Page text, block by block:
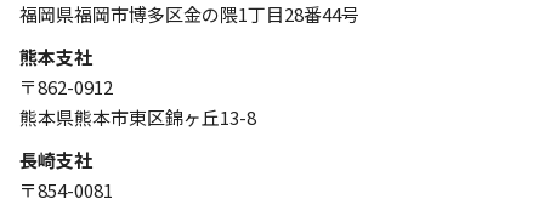
福岡県福岡市博多区金の隈1丁目28番44号
熊本支社
〒862-0912
熊本県熊本市東区錦ヶ丘13-8
長崎支社
〒854-0081